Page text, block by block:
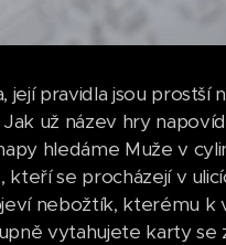
pravidla jsou prostší
už název hry
hledáme Muže v
se procházejí v
nebožtík, kterému k
vytahujete karty se